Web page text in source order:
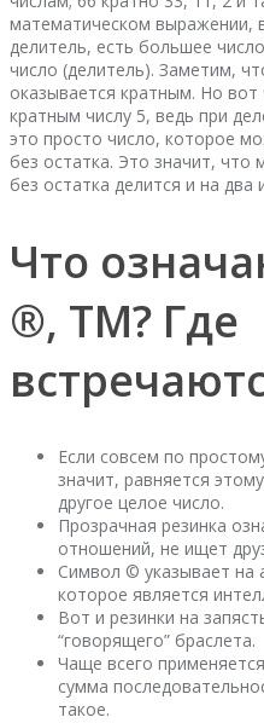
математическом выражении,
делитель, есть большее
число (делитель). Заметим,
оказывается кратным. Но
кратным числу 5, ведь при
это просто число, которое
без остатка. Это значит,
без остатка делится и на два
Что
®, TM? Где
Если совсем по
значит, равняется
другое целое число.
Прозрачная резинка
отношений, не ищет
Символ © указывает на
которое является
Вот и резинки на
“говорящего” браслета.
Чаще всего
сумма
такое.